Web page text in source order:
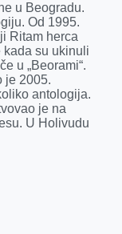
u Beogradu.
Od 1995.
Ritam herca
kada su ukinuli
u „Beorami“.
je 2005.
antologija.
je na
U Holivudu